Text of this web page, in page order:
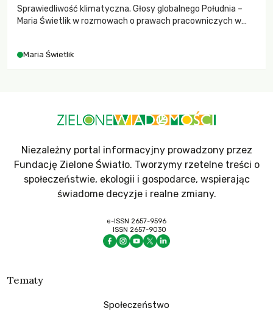
Sprawiedliwość klimatyczna. Głosy globalnego Południa –
Maria Świetlik w rozmowach o prawach pracowniczych w
Maria Świetlik
Niezależny portal informacyjny prowadzony przez
Fundację Zielone Światło. Tworzymy rzetelne treści o
społeczeństwie, ekologii i gospodarce, wspierając
świadome decyzje i realne zmiany.
e-ISSN 2657-9596
ISSN 2657-9030
Tematy
Społeczeństwo